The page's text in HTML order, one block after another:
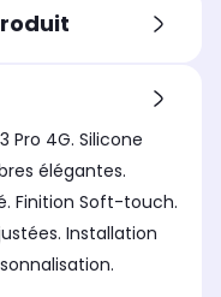
Pro 4G. Silicone
élégantes.
Finition Soft-touch.
Installation